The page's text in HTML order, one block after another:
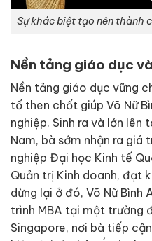
Sự khác biệt tạo nên thành
Nền tảng giáo dục
Nền tảng giáo dục vững
tố then chốt giúp Võ Nữ
nghiệp. Sinh ra và lớn lên
Nam, bà sớm nhận ra giá
nghiệp Đại học Kinh tế
Quản trị Kinh doanh, đạt
dừng lại ở đó, Võ Nữ
trình MBA tại một trường
Singapore, nơi bà tiếp